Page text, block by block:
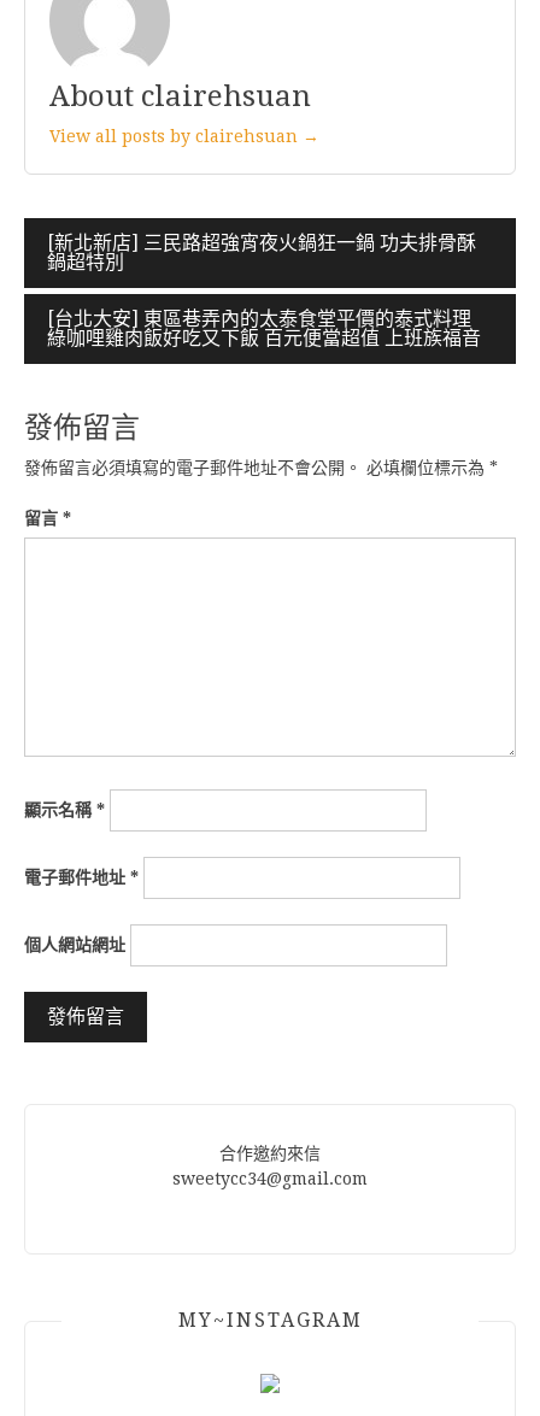
About clairehsuan
View all posts by clairehsuan →
文
章
導
覽
[新北新店] 三民路超強宵夜火鍋狂一鍋 功夫排骨酥
鍋超特別
[台北大安] 東區巷弄內的太泰食堂平價的泰式料理
綠咖哩雞肉飯好吃又下飯 百元便當超值 上班族福音
發佈留言
發佈留言必須填寫的電子郵件地址不會公開。 必填欄位標示為 *
留言 *
顯示名稱*
電子郵件地址 *
個人網站網址
合作邀約來信
sweetycc34@gmail.com
MY~INSTAGRAM